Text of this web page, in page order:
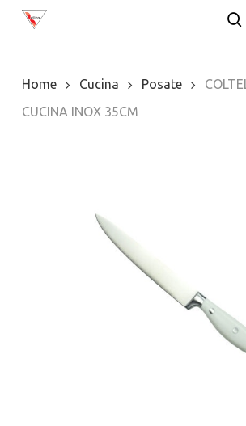
Skip
content
Home Cucina Posate
CUCINA INOX 35CM